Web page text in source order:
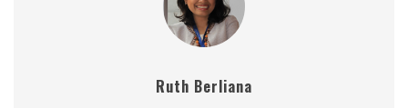
Ruth Berliana